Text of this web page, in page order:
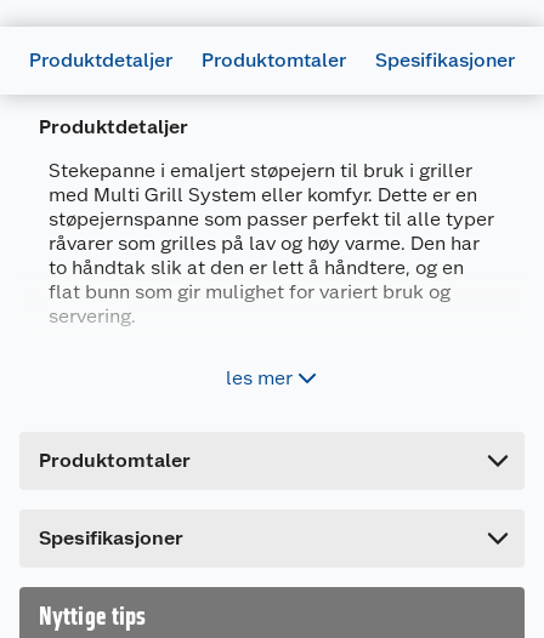
Produktdetaljer Produktomtaler Spesifikasjoner
Produktdetaljer
Stekepanne i emaljert støpejern til bruk i griller
med Multi Grill System eller komfyr. Dette er en
støpejernspanne som passer perfekt til alle typer
råvarer som grilles på lav og høy varme. Den har
to håndtak slik at den er lett å håndtere, og en
flat bunn som gir mulighet for variert bruk og
servering.
Mål: Ø 30,5 cm
grillmuligheter
grillsystem. Dette innebærer at griller med dette
systemet har en avtagbar del i risten som gir en
les mer
Produktomtaler
Spesifikasjoner
Generelt
Artikkelnummer
7071189218602
Leverandørens
artikkelnummer
FCC-MGS-
1905
Farge
Nyttige tips